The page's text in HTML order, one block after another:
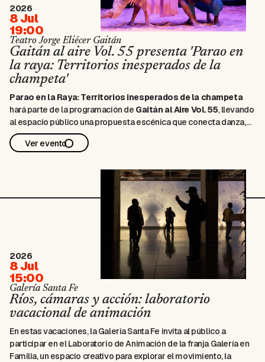
2026
8 Jul
19:00
Teatro Jorge Eliécer Gaitán
Gaitán al aire Vol. 55 presenta 'Parao en
la raya: Territorios inesperados de la
champeta'
Parao en la Raya: Territorios inesperados de la champeta
hará parte de la programación de Gaitán al Aire Vol. 55, llevando
al espacio público una propuesta escénica que conecta danza,
música, movimiento y cultura popular contemporánea. La obra
explora la champeta como un territorio físico, político y
Ver evento
2026
8 Jul
15:00
Galería Santa Fe
Ríos, cámaras y acción: laboratorio
vacacional de animación
En estas vacaciones, la Galería Santa Fe invita al público a
participar en el Laboratorio de Animación de la franja Galería en
Familia, un espacio creativo para explorar el movimiento, la